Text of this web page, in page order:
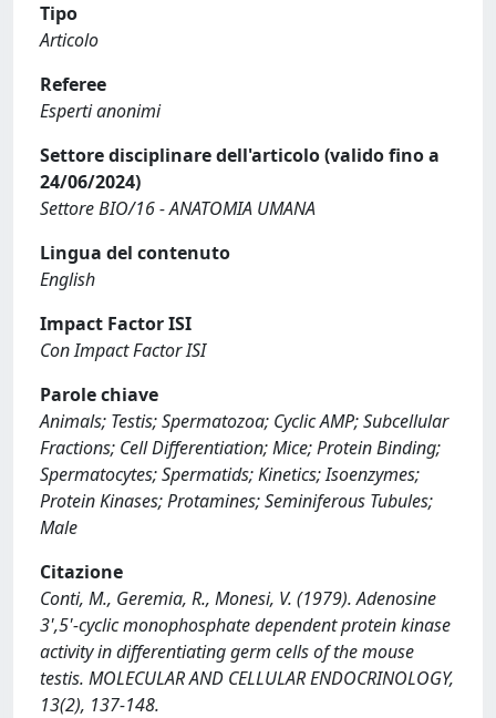
Tipo
Articolo
Referee
Esperti anonimi
Settore disciplinare dell'articolo (valido fino a
24/06/2024)
Settore BIO/16 - ANATOMIA UMANA
Lingua del contenuto
English
Impact Factor ISI
Con Impact Factor ISI
Parole chiave
Animals; Testis; Spermatozoa; Cyclic AMP; Subcellular
Fractions; Cell Differentiation; Mice; Protein Binding;
Spermatocytes; Spermatids; Kinetics; Isoenzymes;
Protein Kinases; Protamines; Seminiferous Tubules;
Male
Citazione
Conti, M., Geremia, R., Monesi, V. (1979). Adenosine
3',5'-cyclic monophosphate dependent protein kinase
activity in differentiating germ cells of the mouse
testis. MOLECULAR AND CELLULAR ENDOCRINOLOGY,
13(2), 137-148.